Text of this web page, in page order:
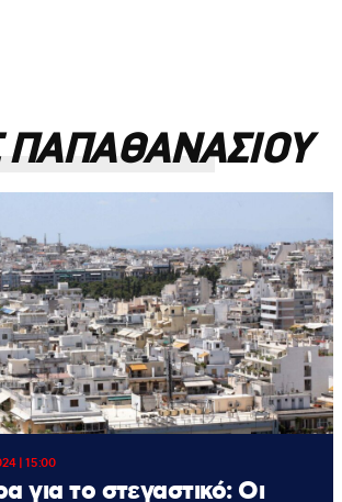
ΠΑΠΑΘΑΝΑΣΙΟΥ
| 15:00
για το στεγαστικό: Οι